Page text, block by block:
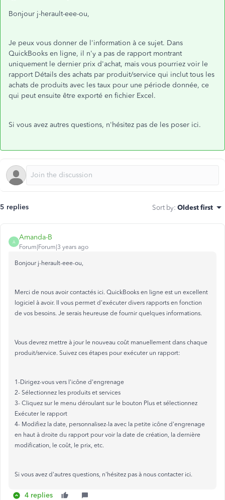
Bonjour j-herault-eee-ou,
Je peux vous donner de l'information à ce sujet. Dans
QuickBooks en ligne, il n'y a pas de rapport montrant
uniquement le dernier prix d'achat, mais vous pourriez voir le
rapport Détails des achats par produit/service qui inclut tous les
achats de produits avec les taux pour une période donnée, ce
qui peut ensuite être exporté en fichier Excel.
Si vous avez autres questions, n'hésitez pas de les poser ici.
5 replies Sort by: Oldest first
A
Amanda-B
Forum|Forum|3 years ago
Bonjour j-herault-eee-ou,
Merci de nous avoir contactés ici. QuickBooks en ligne est un excellent
logiciel à avoir. Il vous permet d'exécuter divers rapports en fonction
de vos besoins. Je serais heureuse de fournir quelques informations.
Vous devrez mettre à jour le nouveau coût manuellement dans chaque
produit/service. Suivez ces étapes pour exécuter un rapport:
1-Dirigez-vous vers l'icône d'engrenage
2- Sélectionnez les produits et services
3- Cliquez sur le menu déroulant sur le bouton Plus et sélectionnez
Exécuter le rapport
4- Modifiez la date, personnalisez-la avec la petite icône d'engrenage
en haut à droite du rapport pour voir la date de création, la dernière
modification, le coût, le prix, etc.
Si vous avez d'autres questions, n'hésitez pas à nous contacter ici.
4 replies